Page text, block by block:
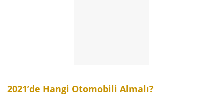
2021’de Hangi Otomobili Almalı?